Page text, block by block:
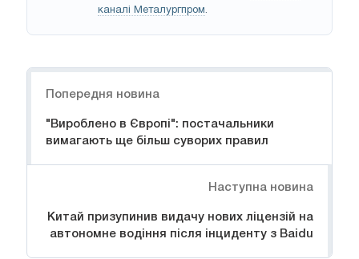
каналі Металургпром.
Попередня новина
"Вироблено в Європі": постачальники
вимагають ще більш суворих правил
Наступна новина
Китай призупинив видачу нових ліцензій на
автономне водіння після інциденту з Baidu